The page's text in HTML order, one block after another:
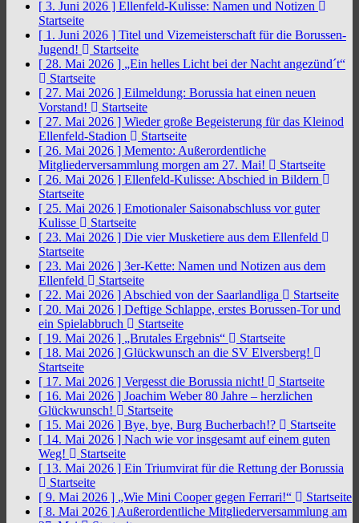
[ 3. Juni 2026 ] Ellenfeld-Kulisse: Namen und Notizen
Startseite
[ 1. Juni 2026 ] Titel und Vizemeisterschaft für die Borussen-
Jugend!
Startseite
[ 28. Mai 2026 ] „Ein helles Licht bei der Nacht angezünd´t“
Startseite
[ 27. Mai 2026 ] Eilmeldung: Borussia hat einen neuen
Vorstand!
Startseite
[ 27. Mai 2026 ] Wieder große Begeisterung für das Kleinod
Ellenfeld-Stadion
Startseite
[ 26. Mai 2026 ] Memento: Außerordentliche
Mitgliederversammlung morgen am 27. Mai!
Startseite
[ 26. Mai 2026 ] Ellenfeld-Kulisse: Abschied in Bildern
Startseite
[ 25. Mai 2026 ] Emotionaler Saisonabschluss vor guter
Kulisse
Startseite
[ 23. Mai 2026 ] Die vier Musketiere aus dem Ellenfeld
Startseite
[ 23. Mai 2026 ] 3er-Kette: Namen und Notizen aus dem
Ellenfeld
Startseite
[ 22. Mai 2026 ] Abschied von der Saarlandliga
Startseite
[ 20. Mai 2026 ] Deftige Schlappe, erstes Borussen-Tor und
ein Spielabbruch
Startseite
[ 19. Mai 2026 ] „Brutales Ergebnis“
Startseite
[ 18. Mai 2026 ] Glückwunsch an die SV Elversberg!
Startseite
[ 17. Mai 2026 ] Vergesst die Borussia nicht!
Startseite
[ 16. Mai 2026 ] Joachim Weber 80 Jahre – herzlichen
Glückwunsch!
Startseite
[ 15. Mai 2026 ] Bye, bye, Burg Bucherbach!?
Startseite
[ 14. Mai 2026 ] Nach wie vor insgesamt auf einem guten
Weg!
Startseite
[ 13. Mai 2026 ] Ein Triumvirat für die Rettung der Borussia
Startseite
[ 9. Mai 2026 ] „Wie Mini Cooper gegen Ferrari!“
Startseite
[ 8. Mai 2026 ] Außerordentliche Mitgliederversammlung am